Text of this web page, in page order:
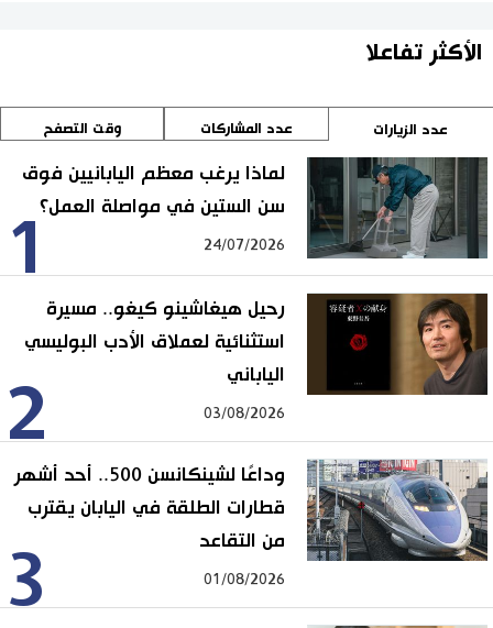
الأكثر تفاعلا
عدد الزيارات عدد المشاركات وقت التصفح
1
لماذا يرغب معظم اليابانيين فوق
سن الستين في مواصلة العمل؟
24/07/2026
2
رحيل هيغاشينو كيغو.. مسيرة
استثنائية لعملاق الأدب البوليسي
الياباني
03/08/2026
3
وداعًا لشينكانسن 500.. أحد أشهر
قطارات الطلقة في اليابان يقترب
من التقاعد
01/08/2026